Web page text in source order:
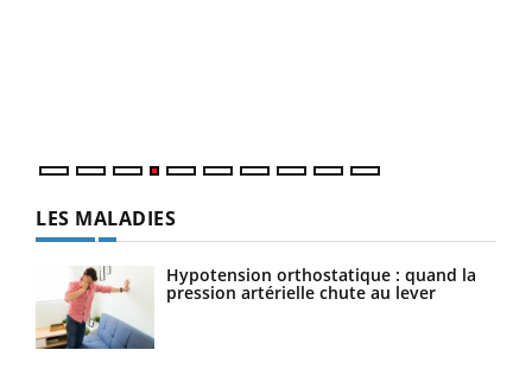
LES MALADIES
Hypotension orthostatique : quand la
pression artérielle chute au lever